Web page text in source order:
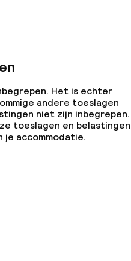
Het is echter
andere toeslagen
niet zijn inbegrepen.
toeslagen en belastingen
je accommodatie.